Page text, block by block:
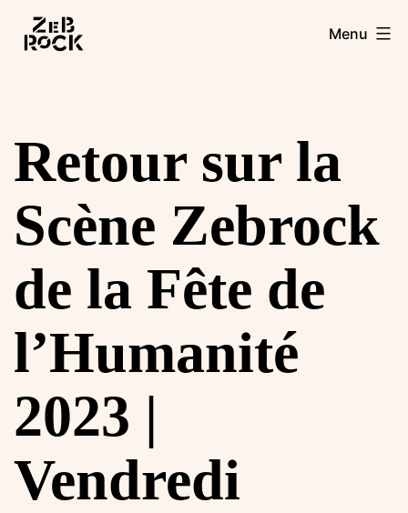
Aller
Zebrock Menu
Retour sur la
Scène Zebrock
de la Fête de
l’Humanité
2023 |
Vendredi